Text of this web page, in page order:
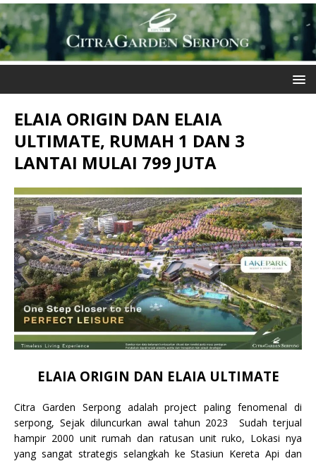
ELAIA ORIGIN DAN ELAIA
ULTIMATE, RUMAH 1 DAN 3
LANTAI MULAI 799 JUTA
ELAIA ORIGIN DAN ELAIA ULTIMATE
Citra Garden Serpong adalah project paling fenomenal di
serpong, Sejak diluncurkan awal tahun 2023 Sudah terjual
hampir 2000 unit rumah dan ratusan unit ruko, Lokasi nya
yang sangat strategis selangkah ke Stasiun Kereta Api dan